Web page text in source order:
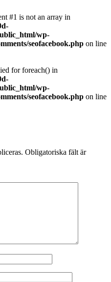
#1 is not an array in
wp-
seofacebook.php on line
for foreach() in
wp-
seofacebook.php on line
Obligatoriska fält är